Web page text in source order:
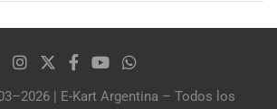
| E-Kart Argentina – Todos los